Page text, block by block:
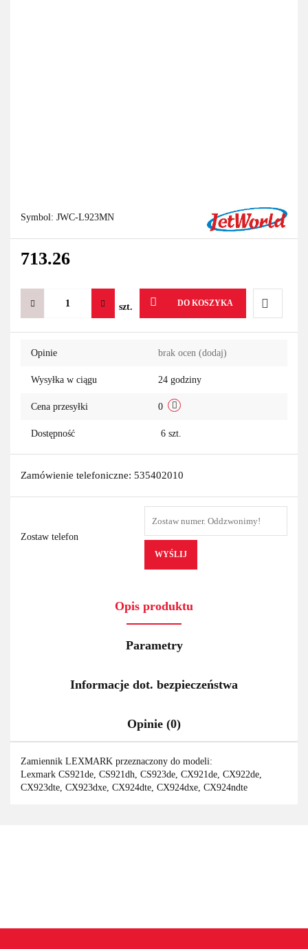
Symbol: JWC-L923MN
713.26
szt. DO KOSZYKA
Do
Opinie brak ocen (dodaj)
Wysyłka w ciągu 24 godziny
Cena przesyłki 0
Dostępność 6 szt.
Zamówienie telefoniczne: 535402010
Zostaw telefon
WYŚLIJ
Opis produktu
Parametry
Informacje dot. bezpieczeństwa
Opinie (0)
Zamiennik LEXMARK przeznaczony do modeli:
Lexmark CS921de, CS921dh, CS923de, CX921de, CX922de,
CX923dte, CX923dxe, CX924dte, CX924dxe, CX924ndte